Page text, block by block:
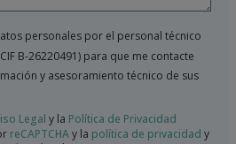
personales por el personal técnico
B-26220491) para que me contacte
y asesoramiento técnico de sus
Legal y la Política de Privacidad
reCAPTCHAy la política de privacidad y